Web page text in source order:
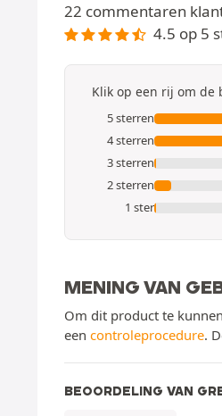
22 commentaren
4.5 op 5
Klik op een rij om
5 sterren
4 sterren
3 sterren
2 sterren
1 ster
MENING VAN
Om dit product te
een controleprocedure.
BEOORDELING VAN